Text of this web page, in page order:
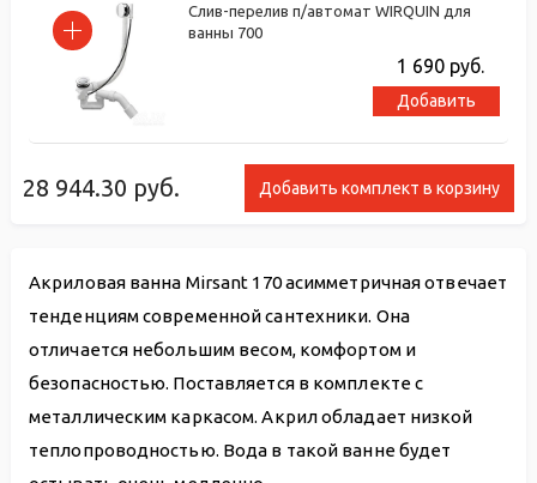
28 944.30 руб. Добавить комплект в корзину
Слив-перелив п/автомат WIRQUIN для
ванны 700
1 690руб.
Добавить
Акриловая ванна Mirsant 170 асимметричная отвечает
тенденциям современной сантехники. Она
отличается небольшим весом, комфортом и
безопасностью. Поставляется в комплекте с
металлическим каркасом. Акрил обладает низкой
теплопроводностью. Вода в такой ванне будет